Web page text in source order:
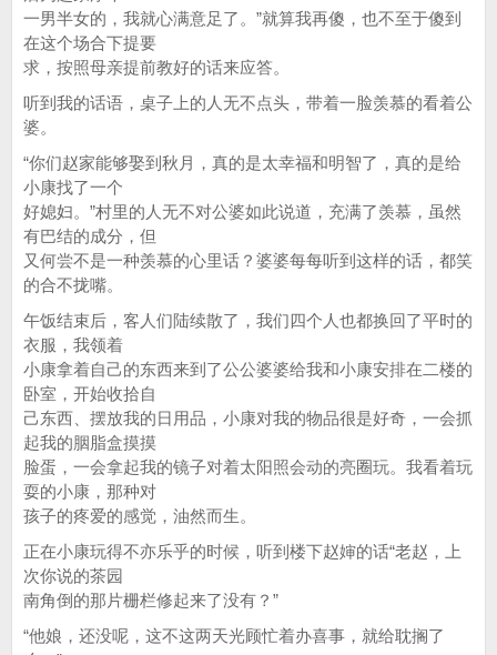
一男半女的，我就心满意足了。”就算我再傻，也不至于傻到
在这个场合下提要
求，按照母亲提前教好的话来应答。
听到我的话语，桌子上的人无不点头，带着一脸羡慕的看着公
婆。
“你们赵家能够娶到秋月，真的是太幸福和明智了，真的是给
小康找了一个
好媳妇。”村里的人无不对公婆如此说道，充满了羡慕，虽然
有巴结的成分，但
又何尝不是一种羡慕的心里话？婆婆每每听到这样的话，都笑
的合不拢嘴。
午饭结束后，客人们陆续散了，我们四个人也都换回了平时的
衣服，我领着
小康拿着自己的东西来到了公公婆婆给我和小康安排在二楼的
卧室，开始收拾自
己东西、摆放我的日用品，小康对我的物品很是好奇，一会抓
起我的胭脂盒摸摸
脸蛋，一会拿起我的镜子对着太阳照会动的亮圈玩。我看着玩
耍的小康，那种对
孩子的疼爱的感觉，油然而生。
正在小康玩得不亦乐乎的时候，听到楼下赵婶的话“老赵，上
次你说的茶园
南角倒的那片栅栏修起来了没有？”
“他娘，还没呢，这不这两天光顾忙着办喜事，就给耽搁了